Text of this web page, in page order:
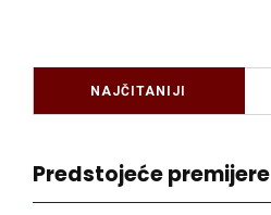
NAJČITANIJI
Predstojeće premijere